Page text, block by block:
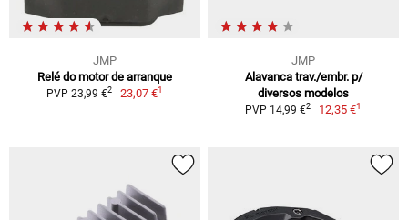
JMP
Relé do motor de arranque
PVP 23,99 €2 23,07 €1
JMP
Alavanca trav./embr. p/
diversos modelos
PVP 14,99 €2 12,35 €1